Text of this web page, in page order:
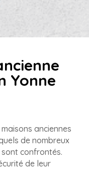
Yonne
anciennes
de nombreux
sont confrontés.
de leur